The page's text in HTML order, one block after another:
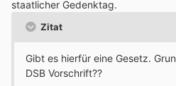
staatlicher Gedenktag.
Zitat
Gibt es hierfür eine Gesetz.
DSB Vorschrift??